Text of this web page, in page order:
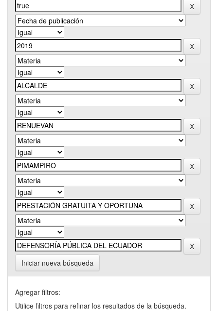
Iniciar nueva búsqueda
Agregar filtros:
Utilice filtros para refinar los resultados de la búsqueda.